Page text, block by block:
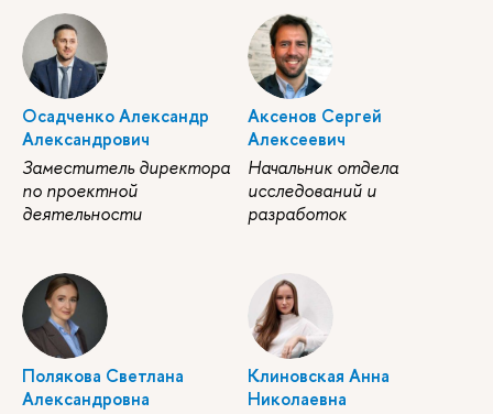
Осадченко Александр
Александрович
Заместитель директора
по проектной
деятельности
Аксенов Сергей
Алексеевич
Начальник отдела
исследований и
разработок
Полякова Светлана
Александровна
Клиновская Анна
Николаевна